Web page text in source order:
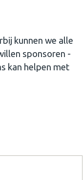
kunnen we alle
sponsoren -
kan helpen met